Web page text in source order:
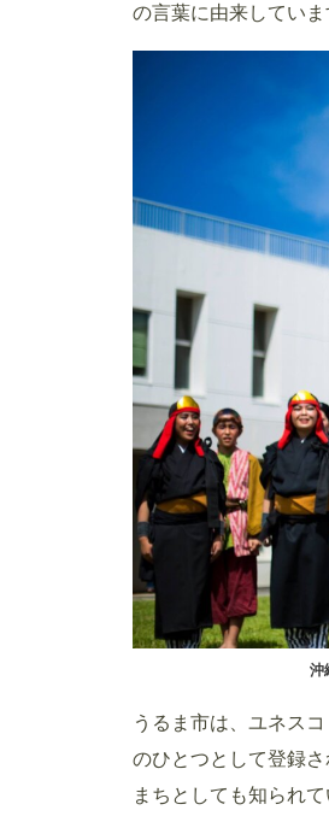
の言葉に由来していま
沖
うるま市は、ユネス
のひとつとして登録
まちとしても知られ